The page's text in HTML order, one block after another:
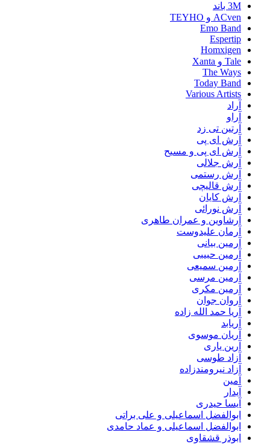
3M باند
ACven و TEYHO
Emo Band
Espertip
Homxigen
Tale و Xanta
The Ways
Today Band
Various Artists
آراد
آراو
آرتین تی زد
آرش ای پی
آرش ای پی و مسیح
آرش جلالی
آرش رستمی
آرش قالیچی
آرش کایان
آرش نورائی
آرشاوین و عمران طاهری
آرمان علیدوست
آرمین بیانی
آرمین حبیبی
آرمین سمیعی
آرمین مرسی
آرمین مکری
آروان جوان
آریا حمد الله زاده
آریابد
آریان موسوی
آرین یاری
آزاد طوسی
آزاد نیرومندزاده
آمین
آیدار
آیسا حیدری
ابوالفضل اسماعیلی و علی براتی
ابوالفضل اسماعیلی و عماد حامدی
ابوذر قشقاوی